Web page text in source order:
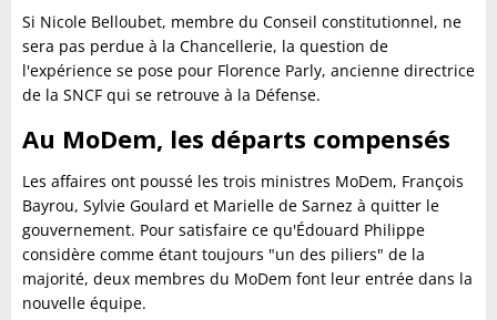
Si Nicole Belloubet, membre du Conseil constitutionnel, ne
sera pas perdue à la Chancellerie, la question de
l'expérience se pose pour Florence Parly, ancienne directrice
de la SNCF qui se retrouve à la Défense.
Au MoDem, les départs compensés
Les affaires ont poussé les trois ministres MoDem, François
Bayrou, Sylvie Goulard et Marielle de Sarnez à quitter le
gouvernement. Pour satisfaire ce qu'Édouard Philippe
considère comme étant toujours "un des piliers" de la
majorité, deux membres du MoDem font leur entrée dans la
nouvelle équipe.